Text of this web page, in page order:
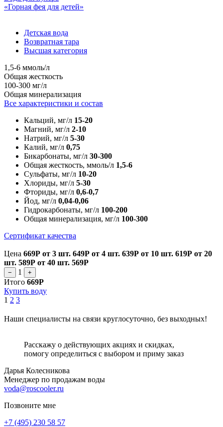
«Горная фея для детей»
Детская вода
Возвратная тара
Высшая категория
1,5-6 ммоль/л
Общая жесткость
100-300 мг/л
Общая минерализация
Все характеристики и состав
Кальций, мг/л 15-20
Магний, мг/л 2-10
Натрий, мг/л 5-30
Калий, мг/л 0,75
Бикарбонаты, мг/л 30-300
Общая жесткость, ммоль/л 1,5-6
Сульфаты, мг/л 10-20
Хлориды, мг/л 5-30
Фториды, мг/л 0,6-0,7
Йод, мг/л 0,04-0,06
Гидрокарбонаты, мг/л 100-200
Общая минерализация, мг/л 100-300
Сертификат качества
Цена 669Р от 3 шт. 649Р от 4 шт. 639Р от 10 шт. 619Р от 20
шт. 589Р от 40 шт. 569Р
− 1 +
Итого 669Р
Купить воду
1 2 3
Наши специалисты на связи круглосуточно, без выходных!
Расскажу о действующих акциях и скидках,
помогу определиться с выбором и приму заказ
Дарья Колесникова
Менеджер по продажам воды
voda@roscooler.ru
Позвоните мне
+7 (495) 230 58 57